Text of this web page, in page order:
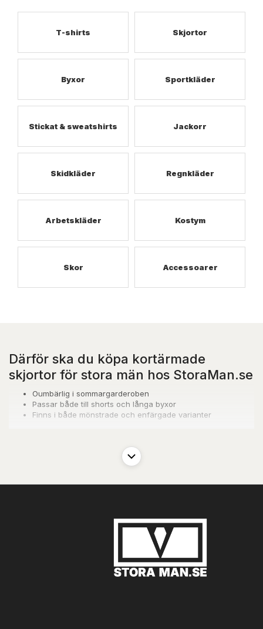
T-shirts Skjortor
Byxor Sportkläder
Stickat & sweatshirts Jackorr
Skidkläder Regnkläder
Arbetskläder Kostym
Skor Accessoarer
Därför ska du köpa kortärmade
skjortor för stora män hos StoraMan.se
Oumbärlig i sommargarderoben
Passar både till shorts och långa byxor
Finns i både mönstrade och enfärgade varianter
När sommarhettan verkligen slår till, är det ofta frestande att
En skjorta med korta ärmar kan vara precis lika elegant som sin
långärmade motsvarighet. Och den passar ihop med både shorts
och långa byxor, vilket gör den otroligt mångsidig. Dessutom kan
den användas året runt, så länge du kombinerar den med rätt
Om du är på semester söderut, eller när vi har extra tur med